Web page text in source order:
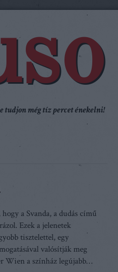
tudjon még tíz percet énekelni!
a Svanda, a dudás című
Ezek a jelenetek
tisztelettel, egy
valósítják meg
Wien a színház legújabb…